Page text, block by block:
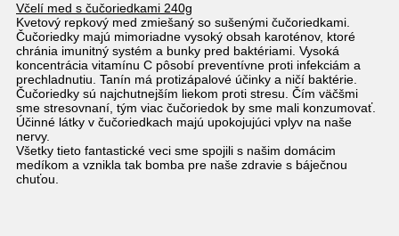
Včelí med s čučoriedkami 240g
Kvetový repkový med zmiešaný so sušenými čučoriedkami.
Čučoriedky majú mimoriadne vysoký obsah karoténov, ktoré
chránia imunitný systém a bunky pred baktériami. Vysoká
koncentrácia vitamínu C pôsobí preventívne proti infekciám a
prechladnutiu. Tanín má protizápalové účinky a ničí baktérie.
Čučoriedky sú najchutnejším liekom proti stresu. Čím väčšmi
sme stresovnaní, tým viac čučoriedok by sme mali konzumovať.
Účinné látky v čučoriedkach majú upokojujúci vplyv na naše
nervy.
Všetky tieto fantastické veci sme spojili s našim domácim
medíkom a vznikla tak bomba pre naše zdravie s báječnou
chuťou.